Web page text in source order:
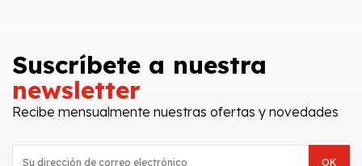
Suscríbete a nuestra
newsletter
Recibe mensualmente nuestras ofertas y novedades